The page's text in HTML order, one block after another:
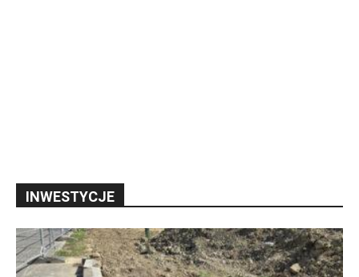
INWESTYCJE